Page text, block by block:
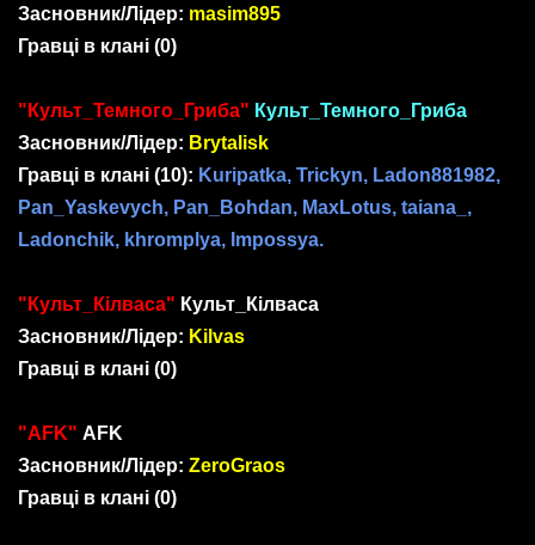
Засновник/Лідер: masim895
Гравці в клані (0)
"Культ_Темного_Гриба" Культ_Темного_Гриба
Засновник/Лідер: Brytalisk
Гравці в клані (10): Kuripatka, Trickyn, Ladon881982,
Pan_Yaskevych, Pan_Bohdan, MaxLotus, taiana_,
Ladonchik, khromplya, Impossya.
"Культ_Кілваса" Культ_Кілваса
Засновник/Лідер: Kilvas
Гравці в клані (0)
"AFK" AFK
Засновник/Лідер: ZeroGraos
Гравці в клані (0)